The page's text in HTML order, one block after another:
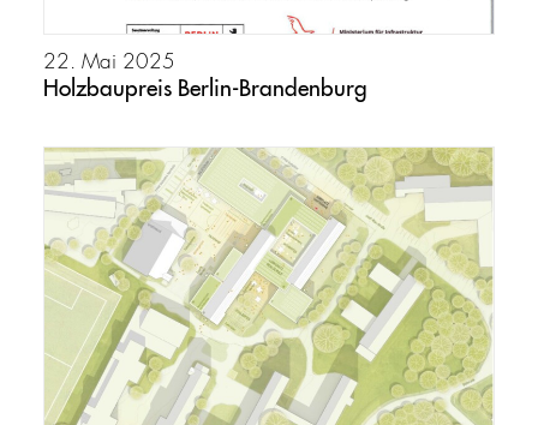
22. Mai 2025
Holzbaupreis Berlin-Brandenburg